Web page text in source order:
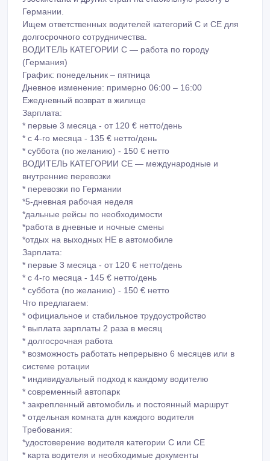
Германии.
Ищем ответственных водителей категорий C и CE для
долгосрочного сотрудничества.
ВОДИТЕЛЬ КАТЕГОРИИ C — работа по городу
(Германия)
График: понедельник – пятница
Дневное изменение: примерно 06:00 – 16:00
Ежедневный возврат в жилище
Зарплата:
* первые 3 месяца - от 120 € нетто/день
* с 4-го месяца - 135 € нетто/день
* суббота (по желанию) - 150 € нетто
ВОДИТЕЛЬ КАТЕГОРИИ CE — международные и
внутренние перевозки
* перевозки по Германии
*5-дневная рабочая неделя
*дальные рейсы по необходимости
*работа в дневные и ночные смены
*отдых на выходных НЕ в автомобиле
Зарплата:
* первые 3 месяца - от 120 € нетто/день
* с 4-го месяца - 145 € нетто/день
* суббота (по желанию) - 150 € нетто
Что предлагаем:
* официальное и стабильное трудоустройство
* выплата зарплаты 2 раза в месяц
* долгосрочная работа
* возможность работать непрерывно 6 месяцев или в
системе ротации
* индивидуальный подход к каждому водителю
* современный автопарк
* закрепленный автомобиль и постоянный маршрут
* отдельная комната для каждого водителя
Требования:
*удостоверение водителя категории C или CE
* карта водителя и необходимые документы